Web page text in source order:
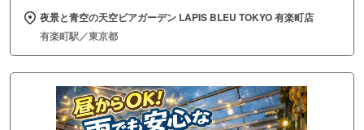
夜景と青空の天空ビアガーデン LAPIS BLEU TOKYO 有楽町店
有楽町駅／東京都